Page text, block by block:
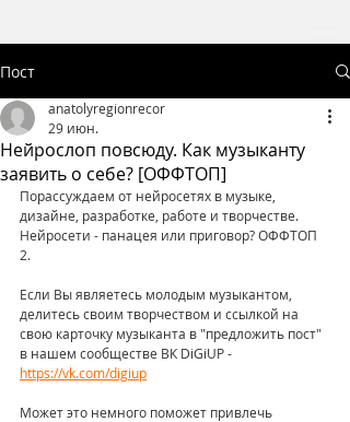
Пост
Нейрослоп повсюду. Как музыканту
заявить о себе? [ОФФТОП]
anatolyregionrecor
29 июн.
Порассуждаем от нейросетях в музыке,
дизайне, разработке, работе и творчестве.
Нейросети - панацея или приговор? ОФФТОП
2.
Если Вы являетесь молодым музыкантом,
делитесь своим творчеством и ссылкой на
свою карточку музыканта в "предложить пост"
в нашем сообществе ВК DiGiUP -
https://vk.com/digiup
Может это немного поможет привлечь